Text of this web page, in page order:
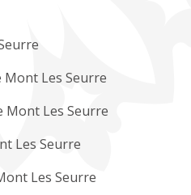
Les Seurre
Mont Les Seurre
Les Seurre
Les Seurre